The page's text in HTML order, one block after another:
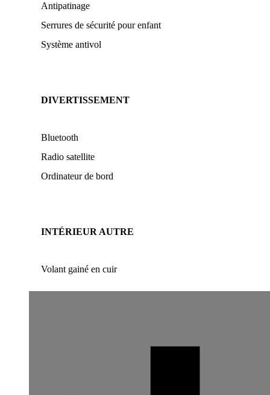
Antipatinage
Serrures de sécurité pour enfant
Système antivol
DIVERTISSEMENT
Bluetooth
Radio satellite
Ordinateur de bord
INTÉRIEUR AUTRE
Volant gainé en cuir